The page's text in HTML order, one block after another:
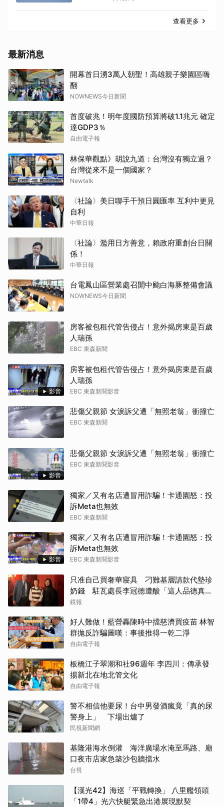
查看更多
最新消息
開幕首日湧3萬人朝聖！高雄親子樂園區嗨
翻
NOWNEWS今日新聞
首度破兆！明年度國防預算將破1.1兆元 確定
達GDP3％
自由電子報
林保華觀點》胡說九道：台灣沒有獨立過？
台灣從來不是一個國家？
Newtalk
〈社論〉美日聯手干預日圓匯率 互利中更見
自利
中華日報
〈社論〉濫用日方善意，賴政府重創台日關
係！
中華日報
台電鳳山區營業處召開中颱白海豚整備會議
NOWNEWS今日新聞
房客被包租代管告侵占！意外揭房東是百歲
人瑞孫
EBC 東森新聞
影音
房客被包租代管告侵占！意外揭房東是百歲
人瑞孫
EBC 東森新聞影音
悲傷父親節 女淚訴父遭「無照老翁」衝撞亡
EBC 東森新聞
影音
悲傷父親節 女淚訴父遭「無照老翁」衝撞亡
EBC 東森新聞影音
獨家／又有名店遭冒用詐騙！卡通園怒：投
訴Meta也無效
EBC 東森新聞
影音
獨家／又有名店遭冒用詐騙！卡通園怒：投
訴Meta也無效
EBC 東森新聞影音
只准自己買奢華寢具 刁難基層請款代墊珍
奶錢 駐瓦處長李冠德遭酸「這人品德真的
冠軍」
鏡報
好人難做！藍營轟陳時中擋慈濟買疫苗 林智
群拋反詐騙圖嘆：事後推得一乾二淨
自由電子報
板橋江子翠潮和社96週年 李四川：傳承發
揚新北在地北管文化
自由電子報
警不相信他要尿！台中男發酒瘋竟「真的尿
警身上」 下場出爐了
民視新聞網
基隆港海水倒灌 海洋廣場水淹至馬路、廟
口夜市店家急築沙包牆擋水
台視
【漢光42】海巡「平戰轉換」 八里艦領頭
「1帶4」光六快艇緊急出港展現默契